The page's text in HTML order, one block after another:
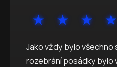
Jako vždy bylo všechno
rozebrání posádky bylo